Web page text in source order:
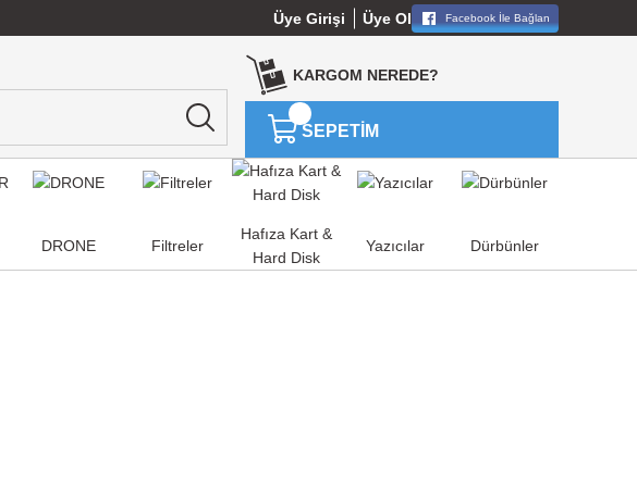
Üye Girişi Üye Ol Facebook İle Bağlan
KARGOM NEREDE?
SEPETİM
DRONE Filtreler
Hafıza Kart &
Hard Disk
Yazıcılar Dürbünler